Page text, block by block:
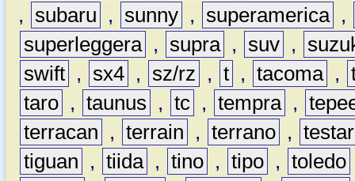
,
subaru , sunny , superamerica ,
superleggera , supra , suv ,
swift , sx4 , sz/rz , t , tacoma ,
taro , taunus , tc , tempra ,
terracan
, terrain , terrano ,
tiguan
, tiida , tino , tipo , toledo